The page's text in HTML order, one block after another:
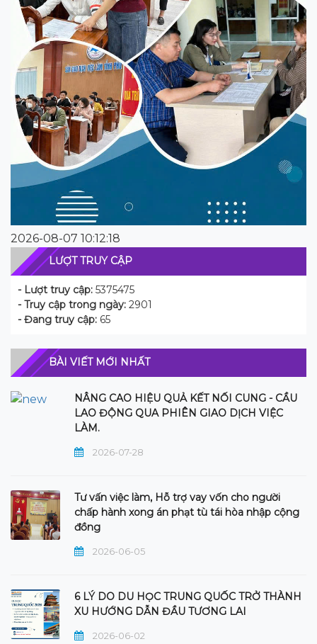
2026-08-07 10:12:18
LƯỢT TRUY CẬP
- Lượt truy cập: 5375475
- Truy cập trong ngày: 2901
- Đang truy cập: 65
BÀI VIẾT MỚI NHẤT
NÂNG CAO HIỆU QUẢ KẾT NỐI CUNG - CẦU
LAO ĐỘNG QUA PHIÊN GIAO DỊCH VIỆC
LÀM.
2026-07-28
Tư vấn việc làm, Hỗ trợ vay vốn cho người
chấp hành xong án phạt tù tái hòa nhập cộng
đồng
2026-06-05
6 LÝ DO DU HỌC TRUNG QUỐC TRỞ THÀNH
XU HƯỚNG DẪN ĐẦU TƯƠNG LAI
2026-06-02